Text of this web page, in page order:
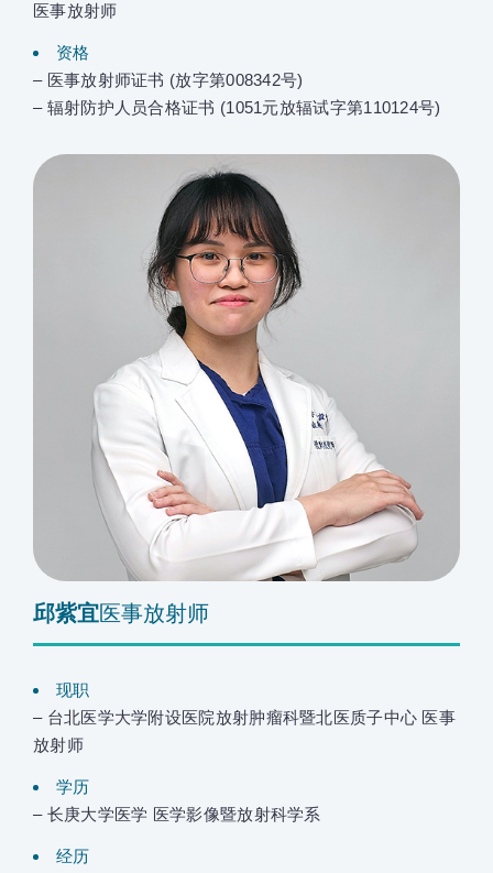
医事放射师
资格
– 医事放射师证书 (放字第008342号)
– 辐射防护人员合格证书 (1051元放辐试字第110124号)
邱紫宜医事放射师
现职
– 台北医学大学附设医院放射肿瘤科暨北医质子中心 医事
放射师
学历
– 长庚大学医学 医学影像暨放射科学系
经历